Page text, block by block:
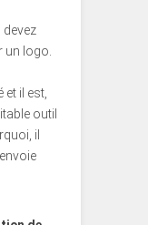
devez
un logo.
il est,
outil
il